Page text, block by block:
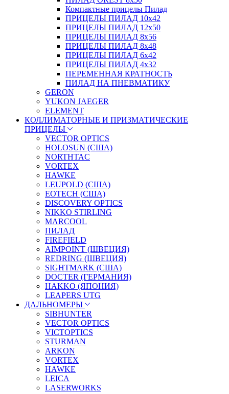
Компактные прицелы Пилад
ПРИЦЕЛЫ ПИЛАД 10х42
ПРИЦЕЛЫ ПИЛАД 12х50
ПРИЦЕЛЫ ПИЛАД 8х56
ПРИЦЕЛЫ ПИЛАД 8х48
ПРИЦЕЛЫ ПИЛАД 6х42
ПРИЦЕЛЫ ПИЛАД 4х32
ПЕРЕМЕННАЯ КРАТНОСТЬ
ПИЛАД НА ПНЕВМАТИКУ
GERON
YUKON JAEGER
ELEMENT
КОЛЛИМАТОРНЫЕ И ПРИЗМАТИЧЕСКИЕ
ПРИЦЕЛЫ
VECTOR OPTICS
HOLOSUN (США)
NORTHTAC
VORTEX
HAWKE
LEUPOLD (США)
EOTECH (США)
DISCOVERY OPTICS
NIKKO STIRLING
MARCOOL
ПИЛАД
FIREFIELD
AIMPOINT (ШВЕЦИЯ)
REDRING (ШВЕЦИЯ)
SIGHTMARK (США)
DOCTER (ГЕРМАНИЯ)
HAKKO (ЯПОНИЯ)
LEAPERS UTG
ДАЛЬНОМЕРЫ
SIBHUNTER
VECTOR OPTICS
VICTOPTICS
STURMAN
ARKON
VORTEX
HAWKE
LEICA
LASERWORKS